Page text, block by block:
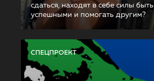
сдаться, находят в себе силы быть
успешными и помогать другим?
СПЕЦПРОЕКТ